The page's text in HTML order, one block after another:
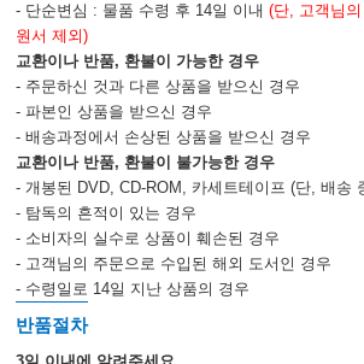
Section XII: Disorders of Body Temperature
42. Thermoregulatory Disorders
43. Fever in the ICU
Section XIII: Nervous System Disorders
44. Disorders of Mentation
45. Disorders of Movement
46. Acute Stroke & Related Disorders
Section XIV: Nutrition & Metabolism
47. Nutritional Requirements
- 단순변심 : 물품 수령 후 14일 이내(단, 고객님
원서 제외)
교환이나 반품, 환불이 가능한 경우
- 주문하신 것과 다른 상품을 받으신 경우
- 파본인 상품을 받으신 경우
- 배송과정에서 손상된 상품을 받으신 경우
교환이나 반품, 환불이 불가능한 경우
- 개봉된 DVD, CD-ROM, 카세트테이프 (단, 배송
- 탐독의 흔적이 있는 경우
- 소비자의 실수로 상품이 훼손된 경우
- 고객님의 주문으로 수입된 해외 도서인 경우
- 수령일로 14일 지난 상품의 경우
반품절차